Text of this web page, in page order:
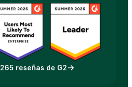
265 reseñas de G2